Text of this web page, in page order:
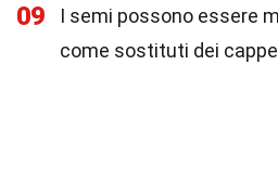
09
I semi possono essere
come sostituti dei